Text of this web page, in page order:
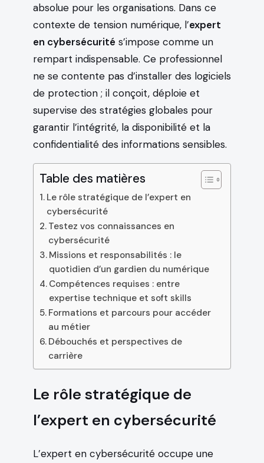
absolue pour les organisations. Dans ce
contexte de tension numérique, l’expert
en cybersécurité s’impose comme un
rempart indispensable. Ce professionnel
ne se contente pas d’installer des logiciels
de protection ; il conçoit, déploie et
supervise des stratégies globales pour
garantir l’intégrité, la disponibilité et la
confidentialité des informations sensibles.
Table des matières
Le rôle stratégique de l’expert en
cybersécurité
Testez vos connaissances en
cybersécurité
Missions et responsabilités : le
quotidien d’un gardien du numérique
Compétences requises : entre
expertise technique et soft skills
Formations et parcours pour accéder
au métier
Débouchés et perspectives de
carrière
Le rôle stratégique de
l’expert en cybersécurité
L’expert en cybersécurité occupe une